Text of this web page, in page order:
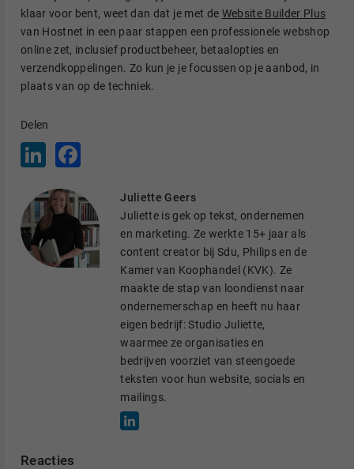
klaar voor bent, weet dan dat je met de Website Builder Plus
van Hostnet in een paar stappen een professionele webshop
online zet, inclusief productbeheer, betaalopties en
verzendkoppelingen. Zo kun je je focussen op je aanbod, in
plaats van op de techniek.
Delen
e
d
I
n
b
o
o
k
Juliette Geers
Juliette is gek op tekst, ondernemen
en marketing. Ze werkte 15+ jaar als
content creator bij Sdu, Philips en de
Kamer van Koophandel (KVK). Ze
maakte de stap van loondienst naar
ondernemerschap en heeft nu haar
eigen bedrijf: Studio Juliette,
waarmee ze organisaties en
bedrijven voorziet van steengoede
teksten voor hun website, socials en
mailings.
Reacties